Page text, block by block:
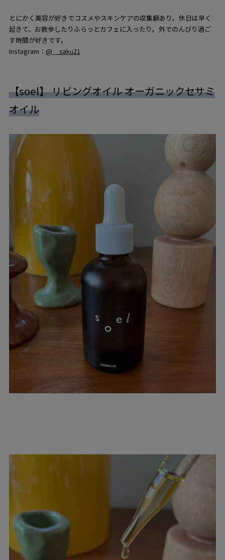
とにかく美容が好きでコスメやスキンケアの収集癖あり。休日は早く
起きて、お散歩したりふらっとカフェに入ったり。外でのんびり過ご
す時間が好きです。
Instagram： @__saku21
【soel】 リビングオイル オーガニックセサミ
オイル